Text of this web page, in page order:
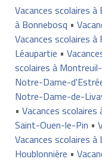
Vacances scolaires
à Bonnebosq •
Vacances scolaires à
Léaupartie •
scolaires à
Notre-Dame-
Notre-Dame-de-
• Vacances scolaires
Saint-Ouen-le-Pin •
Vacances scolaires à
Houblonnière •